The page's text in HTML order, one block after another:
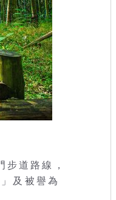
道路線，
及被譽為